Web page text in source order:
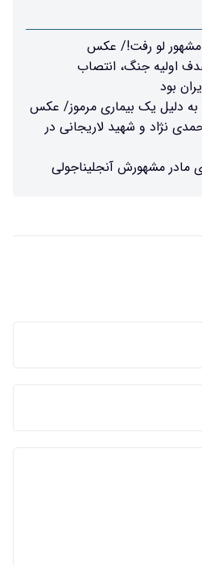
مشهور لو رفت!/ عکس
اولیه جنگ، انتصاب
بود
دلیل یک بیماری مرموز/ عکس
نژاد و شهید لاریجانی در
مادر مشهورش آنجلیناجولی